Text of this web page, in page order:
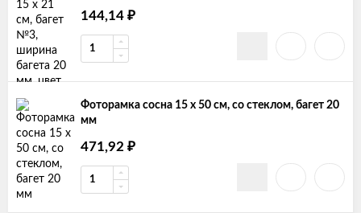
144,14 ₽
Фоторамка сосна 15 х 50 см, со стеклом, багет 20
мм
471,92 ₽